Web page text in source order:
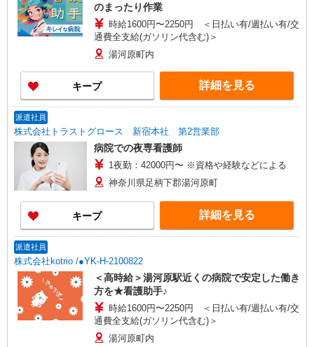
のまったり作業
時給1600円〜2250円 ＜日払い有/週払い有/交
通費全支給(ガソリン代含む)＞
湯河原町内
キープ 詳細を見る
派遣社員
株式会社トラストグロース 新宿本社 第2営業部
病院での夜専看護師
1夜勤：42000円〜 ※資格や経験などによる
神奈川県足柄下郡湯河原町
キープ 詳細を見る
派遣社員
株式会社kotrio /●YK-H-2100822
＜高時給＞湯河原駅近くの病院で安定した働き
方を★看護助手♪
時給1600円〜2250円 ＜日払い有/週払い有/交
通費全支給(ガソリン代含む)＞
湯河原町内